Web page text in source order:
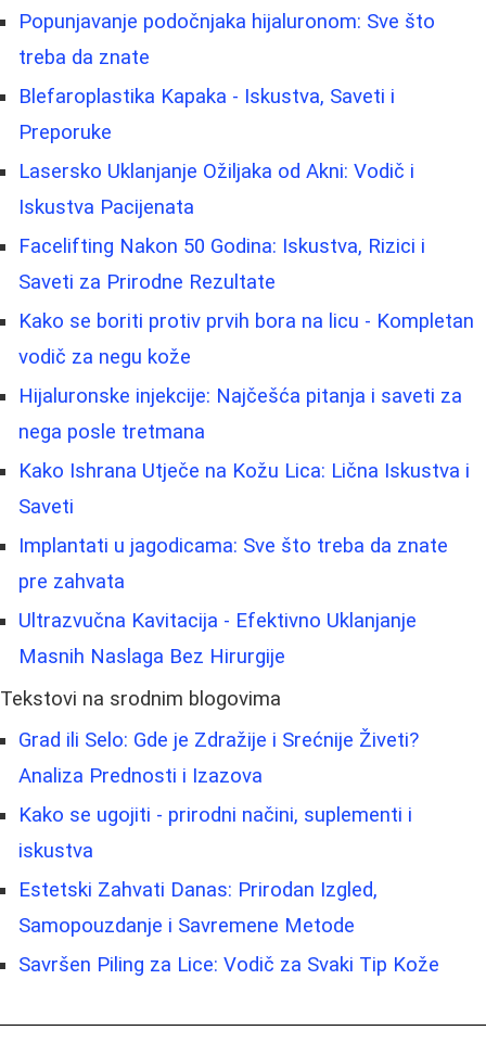
Popunjavanje podočnjaka hijaluronom: Sve što
treba da znate
Blefaroplastika Kapaka - Iskustva, Saveti i
Preporuke
Lasersko Uklanjanje Ožiljaka od Akni: Vodič i
Iskustva Pacijenata
Facelifting Nakon 50 Godina: Iskustva, Rizici i
Saveti za Prirodne Rezultate
Kako se boriti protiv prvih bora na licu - Kompletan
vodič za negu kože
Hijaluronske injekcije: Najčešća pitanja i saveti za
nega posle tretmana
Kako Ishrana Utječe na Kožu Lica: Lična Iskustva i
Saveti
Implantati u jagodicama: Sve što treba da znate
pre zahvata
Ultrazvučna Kavitacija - Efektivno Uklanjanje
Masnih Naslaga Bez Hirurgije
Tekstovi na srodnim blogovima
Grad ili Selo: Gde je Zdražije i Srećnije Živeti?
Analiza Prednosti i Izazova
Kako se ugojiti - prirodni načini, suplementi i
iskustva
Estetski Zahvati Danas: Prirodan Izgled,
Samopouzdanje i Savremene Metode
Savršen Piling za Lice: Vodič za Svaki Tip Kože